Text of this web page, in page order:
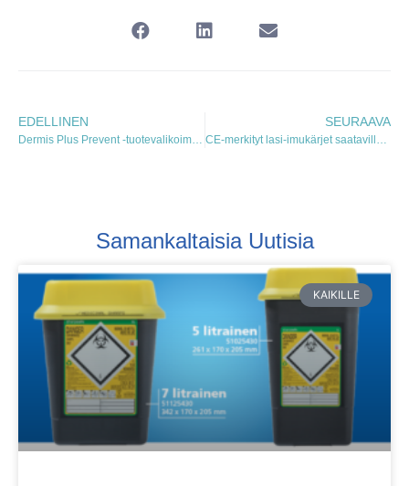
EDELLINEN SEURAAVA
Samankaltaisia Uutisia
KAIKILLE